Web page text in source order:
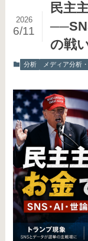
民主
の戦
2026
6/11
分析 メディア分析